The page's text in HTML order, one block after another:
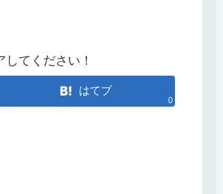
てください！
はてブ
0